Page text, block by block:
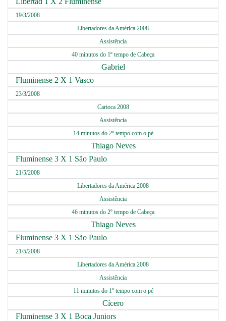
19/3/2008
Libertadores da América 2008
Assistência
40 minutos do 1º tempo de Cabeça
Gabriel
Fluminense 2 X 1 Vasco
23/3/2008
Carioca 2008
Assistência
14 minutos do 2º tempo com o pé
Thiago Neves
Fluminense 3 X 1 São Paulo
21/5/2008
Libertadores da América 2008
Assistência
46 minutos do 2º tempo de Cabeça
Thiago Neves
Fluminense 3 X 1 São Paulo
21/5/2008
Libertadores da América 2008
Assistência
11 minutos do 1º tempo com o pé
Cícero
Fluminense 3 X 1 Boca Juniors